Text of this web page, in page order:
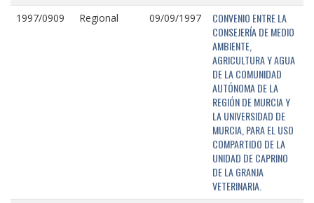
1997/0909 Regional 09/09/1997
CONVENIO ENTRE LA
CONSEJERÍA DE MEDIO
AMBIENTE,
AGRICULTURA Y AGUA
DE LA COMUNIDAD
AUTÓNOMA DE LA
REGIÓN DE MURCIA Y
LA UNIVERSIDAD DE
MURCIA, PARA EL USO
COMPARTIDO DE LA
UNIDAD DE CAPRINO
DE LA GRANJA
VETERINARIA.